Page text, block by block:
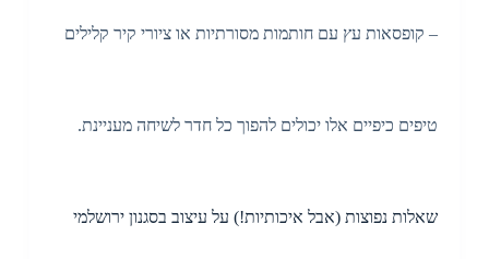
– קופסאות עץ עם חותמות מסורתיות או ציורי קיר קלילים
טיפים כיפיים אלו יכולים להפוך כל חדר לשיחה מעניינת.
שאלות נפוצות (אבל איכותיות!) על עיצוב בסגנון ירושלמי